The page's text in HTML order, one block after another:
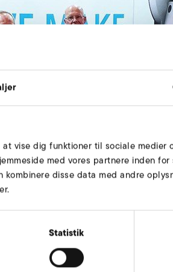
vise dig funktioner til sociale medier
med vores partnere inden for
disse data med andre
Statistik